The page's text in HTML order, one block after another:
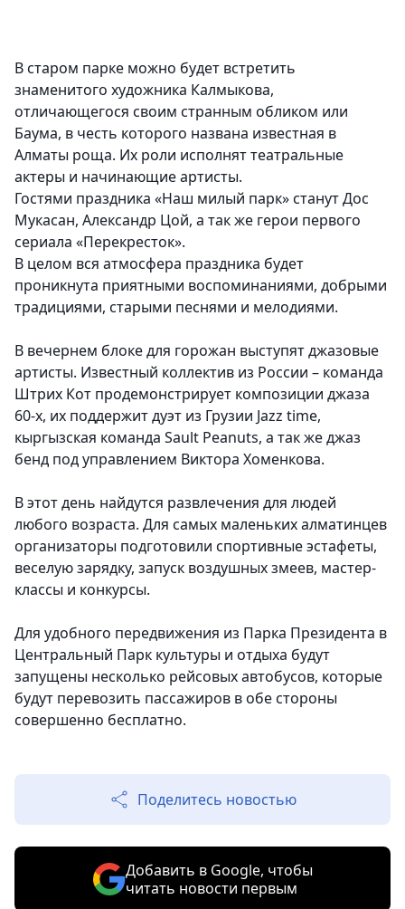
В старом парке можно будет встретить
знаменитого художника Калмыкова,
отличающегося своим странным обликом или
Баума, в честь которого названа известная в
Алматы роща. Их роли исполнят театральные
актеры и начинающие артисты.
Гостями праздника «Наш милый парк» станут Дос
Мукасан, Александр Цой, а так же герои первого
сериала «Перекресток».
В целом вся атмосфера праздника будет
проникнута приятными воспоминаниями, добрыми
традициями, старыми песнями и мелодиями.
В вечернем блоке для горожан выступят джазовые
артисты. Известный коллектив из России – команда
Штрих Кот продемонстрирует композиции джаза
60-х, их поддержит дуэт из Грузии Jazz time,
кыргызская команда Sault Peanuts, а так же джаз
бенд под управлением Виктора Хоменкова.
В этот день найдутся развлечения для людей
любого возраста. Для самых маленьких алматинцев
организаторы подготовили спортивные эстафеты,
веселую зарядку, запуск воздушных змеев, мастер-
классы и конкурсы.
Для удобного передвижения из Парка Президента в
Центральный Парк культуры и отдыха будут
запущены несколько рейсовых автобусов, которые
будут перевозить пассажиров в обе стороны
совершенно бесплатно.
Поделитесь новостью
Добавить в Google, чтобы
читать новости первым